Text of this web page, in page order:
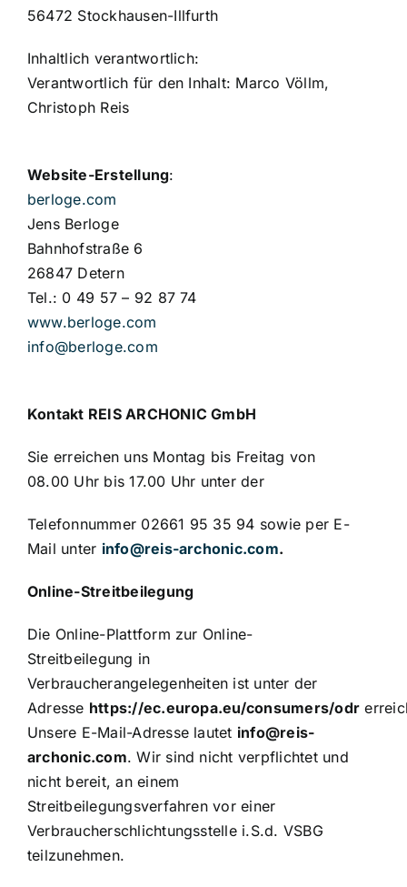
56472 Stockhausen-Illfurth
Inhaltlich verantwortlich:
Verantwortlich für den Inhalt: Marco Völlm,
Christoph Reis
Website-Erstellung:
berloge.com
Jens Berloge
Bahnhofstraße 6
26847 Detern
Tel.: 0 49 57 – 92 87 74
www.berloge.com
info@berloge.com
Kontakt REIS ARCHONIC GmbH
Sie erreichen uns Montag bis Freitag von
08.00 Uhr bis 17.00 Uhr unter der
Telefonnummer 02661 95 35 94 sowie per E-
Mail unter info@reis-archonic.com.
Online-Streitbeilegung
Die Online-Plattform zur Online-
Streitbeilegung in
Verbraucherangelegenheiten ist unter der
Adresse https://ec.europa.eu/consumers/odr
Unsere E-Mail-Adresse lautet info@reis-
archonic.com. Wir sind nicht verpflichtet und
nicht bereit, an einem
Streitbeilegungsverfahren vor einer
Verbraucherschlichtungsstelle i.S.d. VSBG
teilzunehmen.